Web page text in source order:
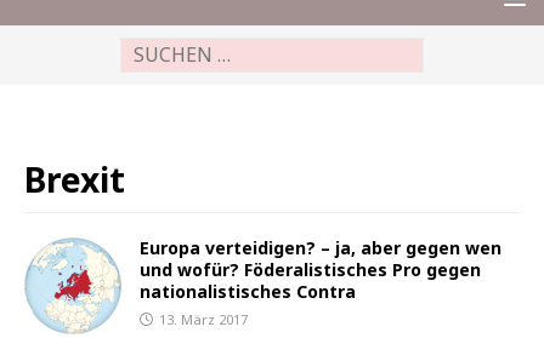
Brexit
Europa verteidigen? – ja, aber gegen wen
und wofür? Föderalistisches Pro gegen
nationalistisches Contra
13. März 2017